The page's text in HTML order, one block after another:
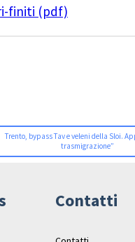
finiti (pdf)
Trento, bypass Tav e veleni della Sloi.
trasmigrazione”
Contatti